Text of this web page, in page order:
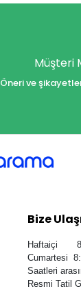
Müşteri
Öneri ve
Bize
Haftaiçi
Cumartesi
Saatleri
Resmi Tatil